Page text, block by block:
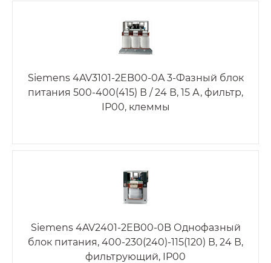
Siemens 4AV3101-2EB00-0A 3-Фазный блок
питания 500-400(415) В / 24 В, 15 А, фильтр,
IP00, клеммы
Siemens 4AV2401-2EB00-0B Однофазный
блок питания, 400-230(240)-115(120) В, 24 В,
фильтрующий, IP00